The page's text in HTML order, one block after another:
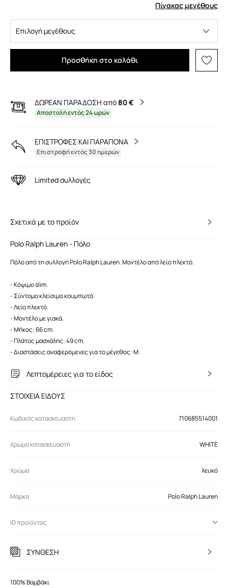
Πίνακας μεγέθους
Επιλογή μεγέθους
Προσθήκη στο καλάθι
ΔΩΡΕΑΝ ΠΑΡΑΔΟΣΗ από80 €
Αποστολή εντός 24 ωρών
ΕΠΙΣΤΡΟΦΕΣ ΚΑΙ ΠΑΡΑΠΟΝΑ
Επιστροφή εντός 30 ημερών
Limited συλλογές
Σχετικά με το προϊόν
Polo Ralph Lauren - Πόλο
Πόλο από τη συλλογή Polo Ralph Lauren. Μοντέλο από λείο πλεκτό.
- Κόψιμο slim.
- Σύντομο κλείσιμο κουμπωτό.
- Λείο πλεκτό.
- Μοντέλο με γιακά.
- Μήκος: 66 cm.
- Πλάτος μασχάλης: 49 cm.
- Διαστάσεις αναφερόμενες για το μέγεθος: M.
Λεπτομέρειες για το είδος
ΣΤΟΙΧΕΙΑ ΕΙΔΟΥΣ
Κωδικός κατασκευαστή 710685514001
Χρώμα κατασκευαστή WHITE
Χρώμα λευκό
Μάρκα Polo Ralph Lauren
ID προϊόντος
ΣΥΝΘΕΣΗ
100% Βαμβάκι